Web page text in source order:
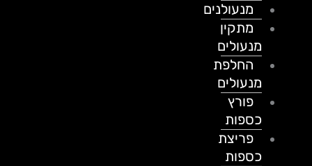
מנעולנים
מתקין
מנעולים
החלפת
מנעולים
פורץ
כספות
פריצת
כספות